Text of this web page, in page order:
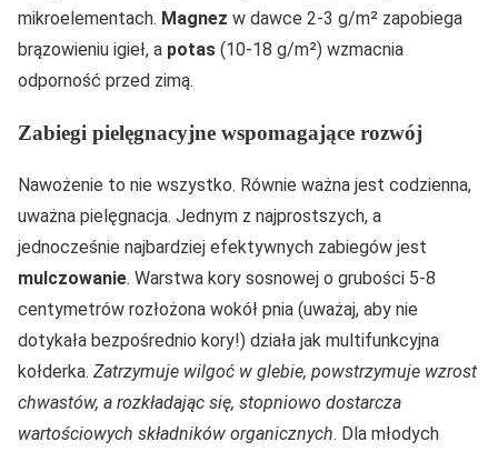
mikroelementach. Magnez w dawce 2-3 g/m² zapobiega
brązowieniu igieł, a potas (10-18 g/m²) wzmacnia
odporność przed zimą.
Zabiegi pielęgnacyjne wspomagające rozwój
Nawożenie to nie wszystko. Równie ważna jest codzienna,
uważna pielęgnacja. Jednym z najprostszych, a
jednocześnie najbardziej efektywnych zabiegów jest
mulczowanie. Warstwa kory sosnowej o grubości 5-8
centymetrów rozłożona wokół pnia (uważaj, aby nie
dotykała bezpośrednio kory!) działa jak multifunkcyjna
kołderka. Zatrzymuje wilgoć w glebie, powstrzymuje wzrost
chwastów, a rozkładając się, stopniowo dostarcza
wartościowych składników organicznych. Dla młodych